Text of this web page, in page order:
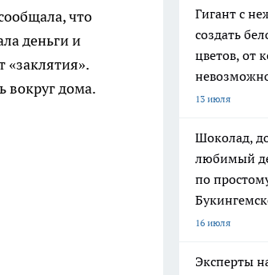
что
деньги и
«заклятия».
вокруг дома.
Гигант с
создать
цветов, от
13 июля
Шоколад,
любимый
по
16 июля
Эксперты